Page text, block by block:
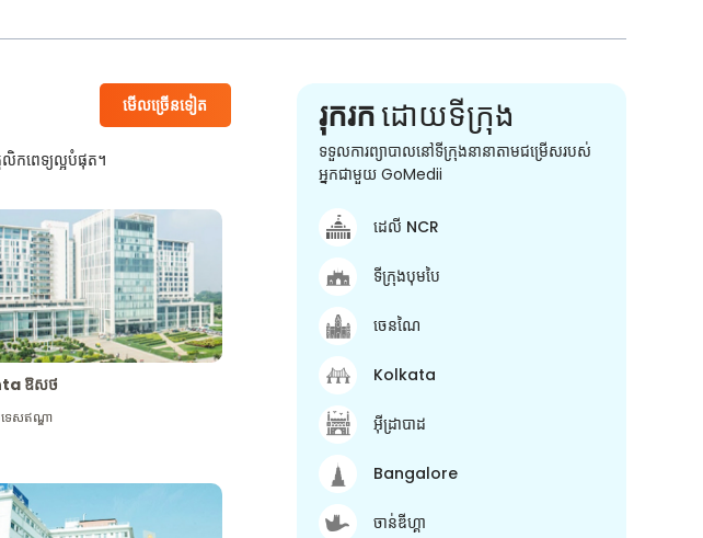
មើល​ច្រើន​ទៀត
លិកពេទ្យល្អបំផុត។
ឱសថ
ទេសឥណ្ឌា
រុករកដោយទីក្រុង
ទទួលការព្យាបាលនៅទីក្រុងនានាតាមជម្រើសរបស់
អ្នកជាមួយ GoMedii
ដេលី NCR
ទីក្រុងបុមបៃ
ចេនណៃ
Kolkata
អ៊ីដ្រាបាដ
Bangalore
ចាន់ឌីហ្គា